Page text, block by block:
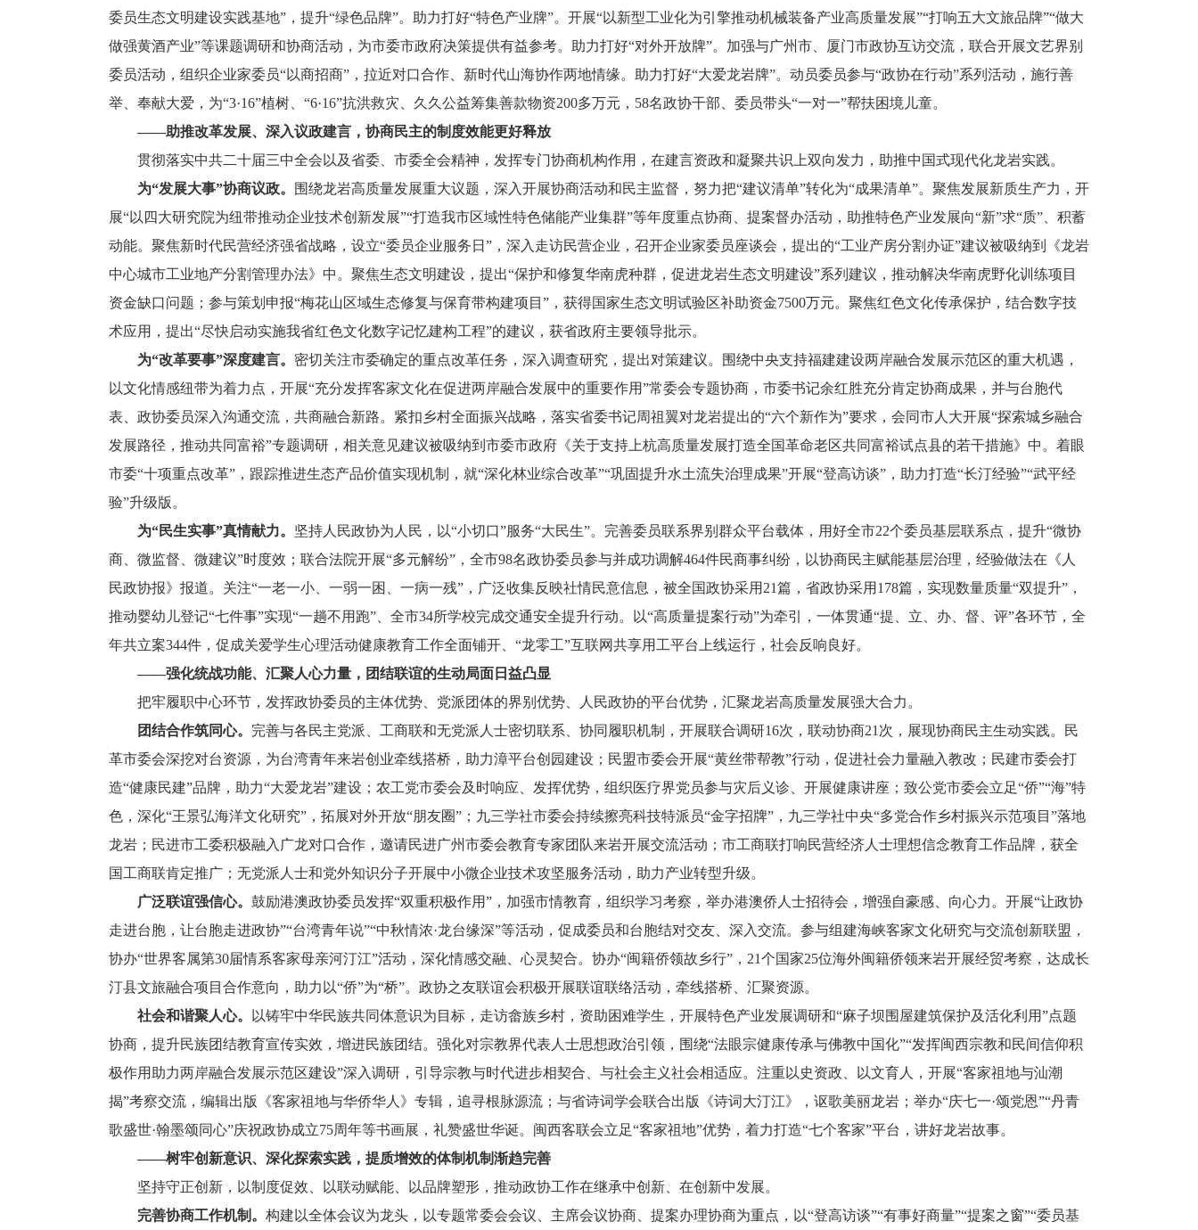
委员生态文明建设实践基地”，提升“绿色品牌”。助力打好“特色产业牌”。开展“以新型工业化为引擎推动机械装备产业高质量发展”“打响五大文旅品牌”“做大
做强黄酒产业”等课题调研和协商活动，为市委市政府决策提供有益参考。助力打好“对外开放牌”。加强与广州市、厦门市政协互访交流，联合开展文艺界别
委员活动，组织企业家委员“以商招商”，拉近对口合作、新时代山海协作两地情缘。助力打好“大爱龙岩牌”。动员委员参与“政协在行动”系列活动，施行善
举、奉献大爱，为“3·16”植树、“6·16”抗洪救灾、久久公益筹集善款物资200多万元，58名政协干部、委员带头“一对一”帮扶困境儿童。
——助推改革发展、深入议政建言，协商民主的制度效能更好释放
贯彻落实中共二十届三中全会以及省委、市委全会精神，发挥专门协商机构作用，在建言资政和凝聚共识上双向发力，助推中国式现代化龙岩实践。
为“发展大事”协商议政。
围绕龙岩高质量发展重大议题，深入开展协商活动和民主监督，努力把“建议清单”转化为“成果清单”。聚焦发展新质生产力，开
展“以四大研究院为纽带推动企业技术创新发展”“打造我市区域性特色储能产业集群”等年度重点协商、提案督办活动，助推特色产业发展向“新”求“质”、积蓄
动能。聚焦新时代民营经济强省战略，设立“委员企业服务日”，深入走访民营企业，召开企业家委员座谈会，提出的“工业产房分割办证”建议被吸纳到《龙岩
中心城市工业地产分割管理办法》中。聚焦生态文明建设，提出“保护和修复华南虎种群，促进龙岩生态文明建设”系列建议，推动解决华南虎野化训练项目
资金缺口问题；参与策划申报“梅花山区域生态修复与保育带构建项目”，获得国家生态文明试验区补助资金7500万元。聚焦红色文化传承保护，结合数字技
术应用，提出“尽快启动实施我省红色文化数字记忆建构工程”的建议，获省政府主要领导批示。
为“改革要事”深度建言。 密切关注市委确定的重点改革任务，深入调查研究，提出对策建议。围绕中央支持福建建设两岸融合发展示范区的重大机遇，
以文化情感纽带为着力点，开展“充分发挥客家文化在促进两岸融合发展中的重要作用”常委会专题协商，市委书记余红胜充分肯定协商成果，并与台胞代
表、政协委员深入沟通交流，共商融合新路。紧扣乡村全面振兴战略，落实省委书记周祖翼对龙岩提出的“六个新作为”要求，会同市人大开展“探索城乡融合
发展路径，推动共同富裕”专题调研，相关意见建议被吸纳到市委市政府《关于支持上杭高质量发展打造全国革命老区共同富裕试点县的若干措施》中。着眼
市委“十项重点改革”，跟踪推进生态产品价值实现机制，就“深化林业综合改革”“巩固提升水土流失治理成果”开展“登高访谈”，助力打造“长汀经验”“武平经
验”升级版。
为“民生实事”真情献力。 坚持人民政协为人民，以“小切口”服务“大民生”。完善委员联系界别群众平台载体，用好全市22个委员基层联系点，提升“微协
商、微监督、微建议”时度效；联合法院开展“多元解纷”，全市98名政协委员参与并成功调解464件民商事纠纷，以协商民主赋能基层治理，经验做法在《人
民政协报》报道。关注“一老一小、一弱一困、一病一残”，广泛收集反映社情民意信息，被全国政协采用21篇，省政协采用178篇，实现数量质量“双提升”，
推动婴幼儿登记“七件事”实现“一趟不用跑”、全市34所学校完成交通安全提升行动。以“高质量提案行动”为牵引，一体贯通“提、立、办、督、评”各环节，全
年共立案344件，促成关爱学生心理活动健康教育工作全面铺开、“龙零工”互联网共享用工平台上线运行，社会反响良好。
——强化统战功能、汇聚人心力量，团结联谊的生动局面日益凸显
把牢履职中心环节，发挥政协委员的主体优势、党派团体的界别优势、人民政协的平台优势，汇聚龙岩高质量发展强大合力。
团结合作筑同心。 完善与各民主党派、工商联和无党派人士密切联系、协同履职机制，开展联合调研16次，联动协商21次，展现协商民主生动实践。民
革市委会深挖对台资源，为台湾青年来岩创业牵线搭桥，助力漳平台创园建设；民盟市委会开展“黄丝带帮教”行动，促进社会力量融入教改；民建市委会打
造“健康民建”品牌，助力“大爱龙岩”建设；农工党市委会及时响应、发挥优势，组织医疗界党员参与灾后义诊、开展健康讲座；致公党市委会立足“侨”“海”特
色，深化“王景弘海洋文化研究”，拓展对外开放“朋友圈”；九三学社市委会持续擦亮科技特派员“金字招牌”，九三学社中央“多党合作乡村振兴示范项目”落地
龙岩；民进市工委积极融入广龙对口合作，邀请民进广州市委会教育专家团队来岩开展交流活动；市工商联打响民营经济人士理想信念教育工作品牌，获全
国工商联肯定推广；无党派人士和党外知识分子开展中小微企业技术攻坚服务活动，助力产业转型升级。
广泛联谊强信心。 鼓励港澳政协委员发挥“双重积极作用”，加强市情教育，组织学习考察，举办港澳侨人士招待会，增强自豪感、向心力。开展“让政协
走进台胞，让台胞走进政协”“台湾青年说”“中秋情浓·龙台缘深”等活动，促成委员和台胞结对交友、深入交流。参与组建海峡客家文化研究与交流创新联盟，
协办“世界客属第30届情系客家母亲河汀江”活动，深化情感交融、心灵契合。协办“闽籍侨领故乡行”，21个国家25位海外闽籍侨领来岩开展经贸考察，达成长
汀县文旅融合项目合作意向，助力以“侨”为“桥”。政协之友联谊会积极开展联谊联络活动，牵线搭桥、汇聚资源。
社会和谐聚人心。
以铸牢中华民族共同体意识为目标，走访畲族乡村，资助困难学生，开展特色产业发展调研和“麻子坝围屋建筑保护及活化利用”点题
协商，提升民族团结教育宣传实效，增进民族团结。强化对宗教界代表人士思想政治引领，围绕“法眼宗健康传承与佛教中国化”“发挥闽西宗教和民间信仰积
极作用助力两岸融合发展示范区建设”深入调研，引导宗教与时代进步相契合、与社会主义社会相适应。注重以史资政、以文育人，开展“客家祖地与汕潮
揭”考察交流，编辑出版《客家祖地与华侨华人》专辑，追寻根脉源流；与省诗词学会联合出版《诗词大汀江》，讴歌美丽龙岩；举办“庆七一·颂党恩”“丹青
歌盛世·翰墨颂同心”庆祝政协成立75周年等书画展，礼赞盛世华诞。闽西客联会立足“客家祖地”优势，着力打造“七个客家”平台，讲好龙岩故事。
——树牢创新意识、深化探索实践，提质增效的体制机制渐趋完善
坚持守正创新，以制度促效、以联动赋能、以品牌塑形，推动政协工作在继承中创新、在创新中发展。
完善协商工作机制。 构建以全体会议为龙头，以专题常委会会议、主席会议协商、提案办理协商为重点，以“登高访谈”“有事好商量”“提案之窗”“委员基